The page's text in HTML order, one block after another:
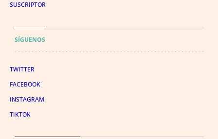
SUSCRIPTOR
SÍGUENOS
TWITTER
FACEBOOK
INSTAGRAM
TIKTOK